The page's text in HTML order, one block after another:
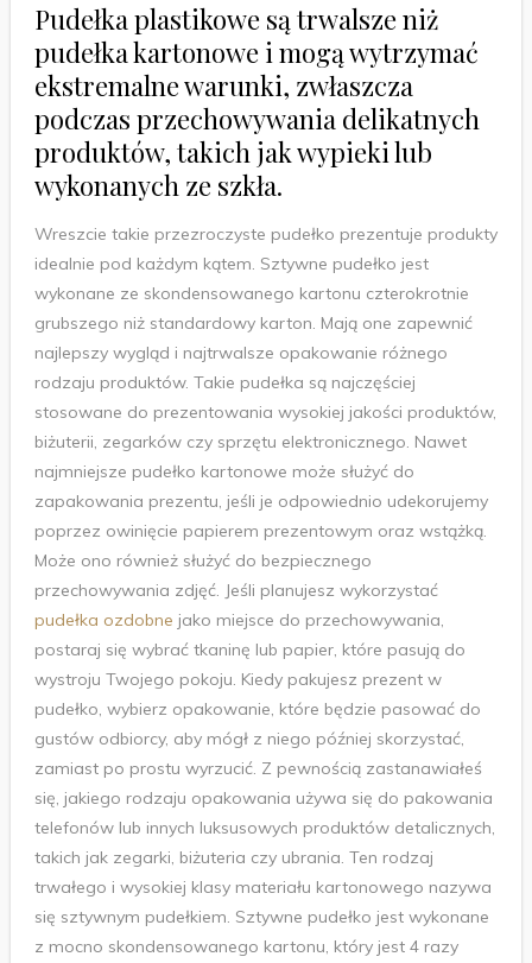
Pudełka plastikowe są trwalsze niż
pudełka kartonowe i mogą wytrzymać
ekstremalne warunki, zwłaszcza
podczas przechowywania delikatnych
produktów, takich jak wypieki lub
wykonanych ze szkła.
Wreszcie takie przezroczyste pudełko prezentuje produkty
idealnie pod każdym kątem. Sztywne pudełko jest
wykonane ze skondensowanego kartonu czterokrotnie
grubszego niż standardowy karton. Mają one zapewnić
najlepszy wygląd i najtrwalsze opakowanie różnego
rodzaju produktów. Takie pudełka są najczęściej
stosowane do prezentowania wysokiej jakości produktów,
biżuterii, zegarków czy sprzętu elektronicznego. Nawet
najmniejsze pudełko kartonowe może służyć do
zapakowania prezentu, jeśli je odpowiednio udekorujemy
poprzez owinięcie papierem prezentowym oraz wstążką.
Może ono również służyć do bezpiecznego
przechowywania zdjęć. Jeśli planujesz wykorzystać
pudełka ozdobne jako miejsce do przechowywania,
postaraj się wybrać tkaninę lub papier, które pasują do
wystroju Twojego pokoju. Kiedy pakujesz prezent w
pudełko, wybierz opakowanie, które będzie pasować do
gustów odbiorcy, aby mógł z niego później skorzystać,
zamiast po prostu wyrzucić. Z pewnością zastanawiałeś
się, jakiego rodzaju opakowania używa się do pakowania
telefonów lub innych luksusowych produktów detalicznych,
takich jak zegarki, biżuteria czy ubrania. Ten rodzaj
trwałego i wysokiej klasy materiału kartonowego nazywa
się sztywnym pudełkiem. Sztywne pudełko jest wykonane
z mocno skondensowanego kartonu, który jest 4 razy